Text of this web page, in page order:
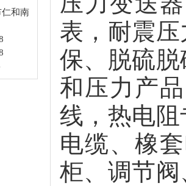
和南
表，耐震
保、脱硫
和压力产
线，热电
电缆、橡
柜、调节